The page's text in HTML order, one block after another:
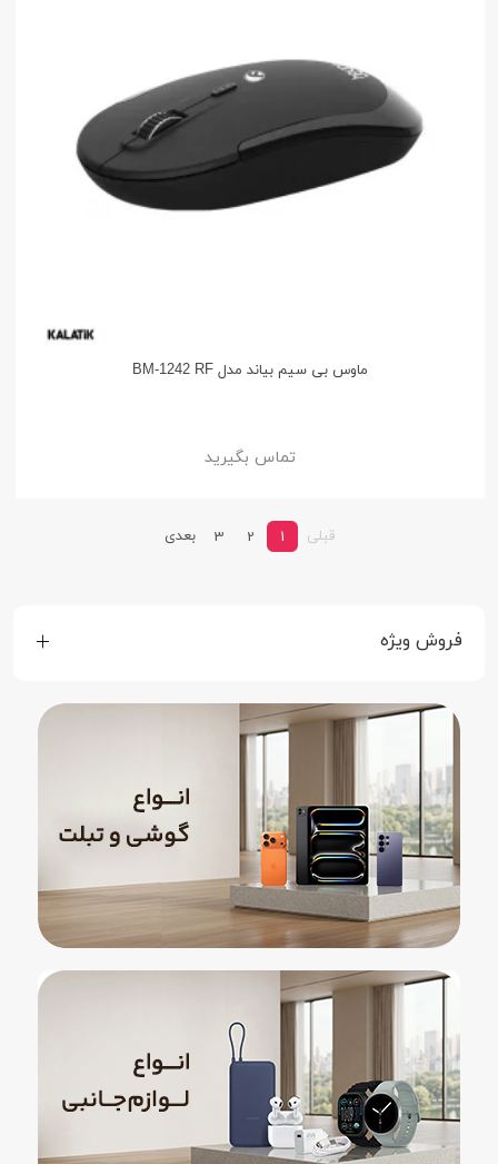
ماوس بی سیم بیاند مدل BM-1242 RF
تماس بگیرید
قبلی 1
2
3 بعدی
فروش ویژه